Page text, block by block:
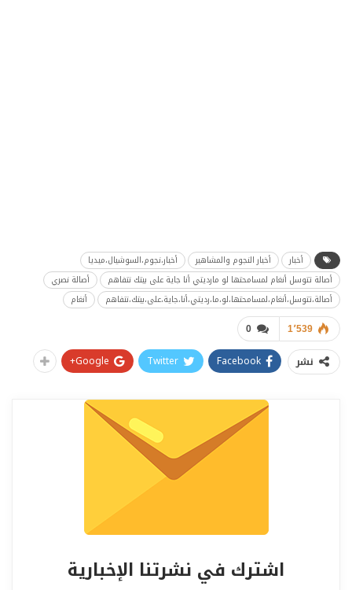
أخبار أخبار النجوم والمشاهير
أخبار،نجوم،السوشيال،ميديا
أصالة تتوسل أنغام لمسامحتها لو مارديتي أنا جاية على بيتك نتفاهم
أصالة نصري
أصالة،تتوسل،أنغام،لمسامحتها،لو،ما،رديتي،أنا،جاية،على،بيتك،نتفاهم
أنغام
0 1٬539
نشر Facebook
Twitter
Google+
اشترك في نشرتنا الإخبارية